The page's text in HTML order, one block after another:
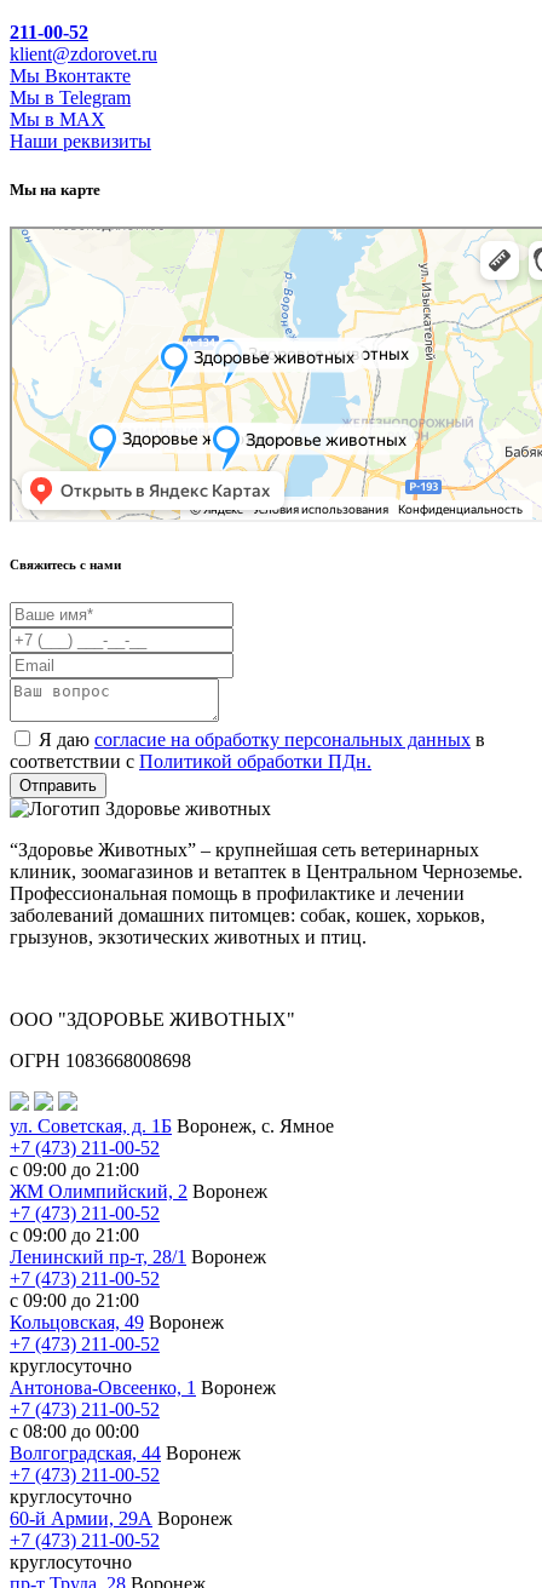
211-00-52
klient@zdorovet.ru
Мы Вконтакте
Мы в Telegram
Мы в MAX
Наши реквизиты
Мы на карте
Свяжитесь с нами
Я даю согласие на обработку персональных данных в
соответствии с Политикой обработки ПДн.
Отправить
“Здоровье Животных” – крупнейшая сеть ветеринарных
клиник, зоомагазинов и ветаптек в Центральном Черноземье.
Профессиональная помощь в профилактике и лечении
заболеваний домашних питомцев: собак, кошек, хорьков,
грызунов, экзотических животных и птиц.
ООО "ЗДОРОВЬЕ ЖИВОТНЫХ"
ОГРН 1083668008698
ул. Советская, д. 1Б Воронеж, с. Ямное
+7 (473) 211-00-52
с 09:00 до 21:00
ЖМ Олимпийский, 2 Воронеж
+7 (473) 211-00-52
с 09:00 до 21:00
Ленинский пр-т, 28/1 Воронеж
+7 (473) 211-00-52
с 09:00 до 21:00
Кольцовская, 49 Воронеж
+7 (473) 211-00-52
круглосуточно
Антонова-Овсеенко, 1 Воронеж
+7 (473) 211-00-52
с 08:00 до 00:00
Волгоградская, 44 Воронеж
+7 (473) 211-00-52
круглосуточно
60-й Армии, 29А Воронеж
+7 (473) 211-00-52
круглосуточно
пр-т Труда, 28 Воронеж